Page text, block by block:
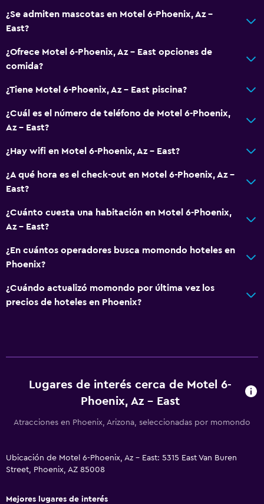
Teléfono
Servicios y facilidades
Servicio de habitaciones
Recepción 24 horas
¿Se admiten mascotas en Motel 6-Phoenix, Az -
East?
¿Ofrece Motel 6-Phoenix, Az - East opciones de
comida?
¿Tiene Motel 6-Phoenix, Az - East piscina?
¿Cuál es el número de teléfono de Motel 6-Phoenix,
Az - East?
¿Hay wifi en Motel 6-Phoenix, Az - East?
¿A qué hora es el check-out en Motel 6-Phoenix, Az -
East?
¿Cuánto cuesta una habitación en Motel 6-Phoenix,
Az - East?
¿En cuántos operadores busca momondo hoteles en
Phoenix?
¿Cuándo actualizó momondo por última vez los
precios de hoteles en Phoenix?
Lugares de interés cerca de Motel 6-
Phoenix, Az - East
Atracciones en Phoenix, Arizona, seleccionadas por momondo
Ubicación de Motel 6-Phoenix, Az - East: 5315 East Van Buren
Street, Phoenix, AZ 85008
Mejores lugares de interés